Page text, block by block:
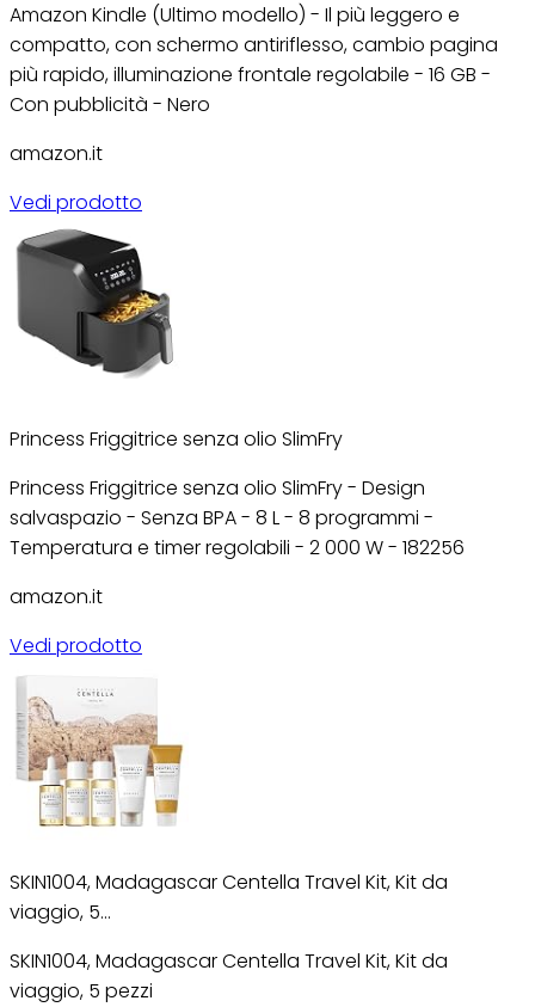
Amazon Kindle (Ultimo modello) - Il più leggero e
compatto, con schermo antiriflesso, cambio pagina
più rapido, illuminazione frontale regolabile - 16 GB -
Con pubblicità - Nero
amazon.it
Vedi prodotto
Princess Friggitrice senza olio SlimFry
Princess Friggitrice senza olio SlimFry - Design
salvaspazio - Senza BPA - 8 L - 8 programmi -
Temperatura e timer regolabili - 2 000 W - 182256
amazon.it
Vedi prodotto
SKIN1004, Madagascar Centella Travel Kit, Kit da
viaggio, 5…
SKIN1004, Madagascar Centella Travel Kit, Kit da
viaggio, 5 pezzi